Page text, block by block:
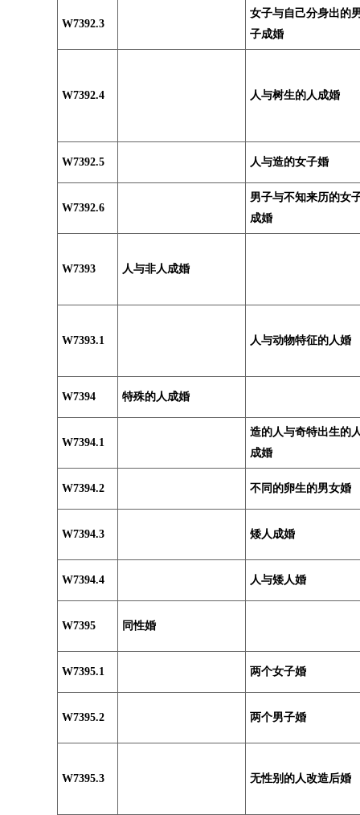
W7392.3
女子与自己分身出的
子成婚
W7392.4 人与树生的人成婚
W7392.5 人与造的女子婚
W7392.6
男子与不知来历的女
成婚
W7393 人与非人成婚
W7393.1 人与动物特征的人婚
W7394 特殊的人成婚
W7394.1
造的人与奇特出生的
成婚
W7394.2 不同的卵生的男女婚
W7394.3 矮人成婚
W7394.4 人与矮人婚
W7395 同性婚
W7395.1 两个女子婚
W7395.2 两个男子婚
W7395.3 无性别的人改造后婚